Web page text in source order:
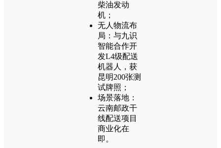
柴油发动
机；
无人物流布
局：与九识
智能合作开
发L4级配送
机器人，获
昆明200张测
试牌照；
场景落地：
云南邮政干
线配送项目
商业化在
即。